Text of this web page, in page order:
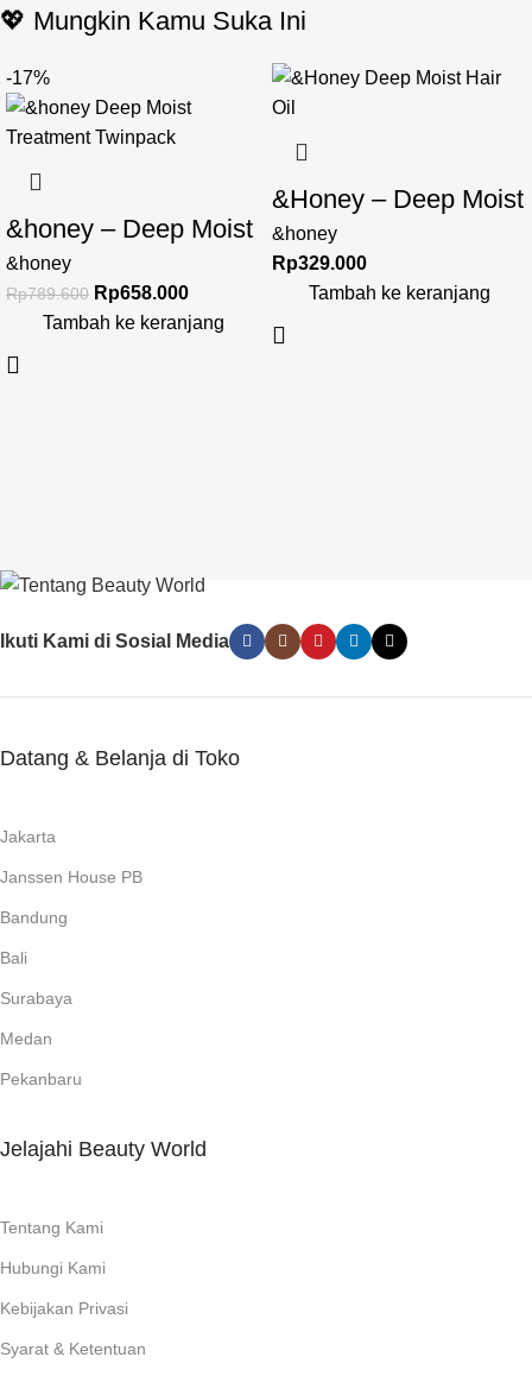
💖 Mungkin Kamu Suka Ini
-17%
&honey – Deep Moist
Treatment 445 g
Twinpack
&honey
Rp789.600 Rp658.000
Tambah ke keranjang
&Honey – Deep Moist
Hair Oil 3.0 100ml
&honey
Rp329.000
Tambah ke keranjang
Ikuti Kami di Sosial Media
Datang & Belanja di Toko
Jakarta
Janssen House PB
Bandung
Bali
Surabaya
Medan
Pekanbaru
Jelajahi Beauty World
Tentang Kami
Hubungi Kami
Kebijakan Privasi
Syarat & Ketentuan